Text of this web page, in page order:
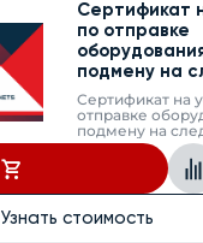
Сертификат
по отправке
подмену на
день,
Сертификат на
отправке
подмену на
рабочий день
day shipping) в
из строя
MES5600-24, 1
Узнать стоимость